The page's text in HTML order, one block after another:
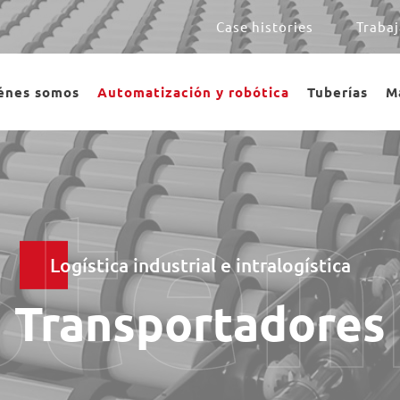
Case histories
somos Automatización y robótica Tuberías
Logística industrial e intralogística
Transportadores